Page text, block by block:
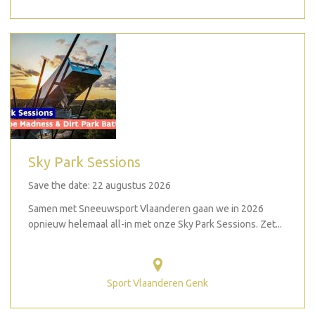
Sky Park Sessions
Save the date: 22 augustus 2026
Samen met Sneeuwsport Vlaanderen gaan we in 2026
opnieuw helemaal all-in met onze Sky Park Sessions. Zet...
Sport Vlaanderen Genk